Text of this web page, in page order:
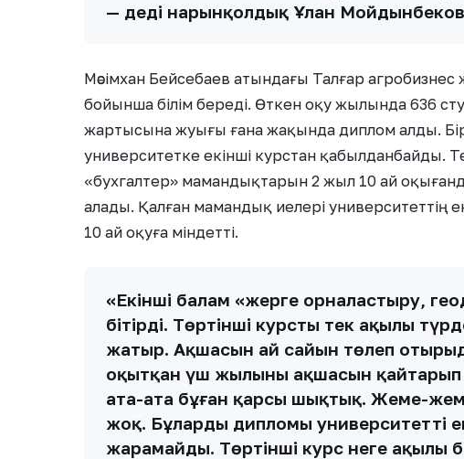
— деді нарынқолдық Ұлан
Мәсімхан Бейсебаев атындағы Талғар
бойынша білім береді. Өткен оқу жылында 636
жартысына жуығы ғана жақында диплом алды.
университетке екінші курстан қабылданбайды.
«бухгалтер» мамандықтарын 2 жыл 10 ай
алады. Қалған мамандық иелері университеттің
10 ай оқуға міндетті.
«Екінші балам «жерге орналастыру,
бітірді. Төртінші курсты тек ақылы
жатыр. Ақшасын ай сайын төлеп
оқытқан үш жылының ақшасын
ата-ата бұған қарсы шықтық. Жеме-
жоқ. Бұлардың дипломы университеттің
жарамайды. Төртінші курс неге ақылы